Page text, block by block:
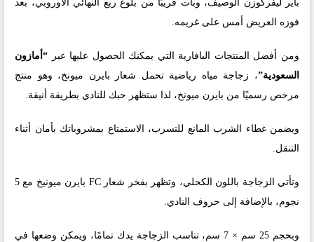
باير ليفركوزن الوصيف، وبات قريبًا من بلوغ ربع النهائي الأوروبي، بعد
فوزه العريض أمس على غريمه.
ومن أفضل المنتجات البافارية التي يمكنك الحصول عليها عبر
“أمازون
السعودية”، زجاجة مياه رياضية تحمل شعار بايرن ميونخ، وهو منتج
مرخص رسميًا من بايرن ميونخ، لذا ستظهر حبك للنادي بطريقة أنيقة.
ويضمن غطاء الشرب المانع للتسرب، الاستمتاع بمشروباتك بأمان أثناء
التنقل.
وتأتي الزجاجة باللون الكحلي، وتظهر بفخر شعار FC بايرن ميونيخ مع 5
نجوم، بالإضافة إلى حروف النادي.
وبحجم 25 سم × 7 سم، تناسب الزجاجة يدك تمامًا، ويمكن وضعها في